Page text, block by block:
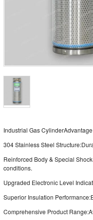
Industrial Gas CylinderAdvantage
304 Stainless Steel
Reinforced Body & Special
conditions.
Upgraded Electronic Level
Superior Insulation
Comprehensive Product